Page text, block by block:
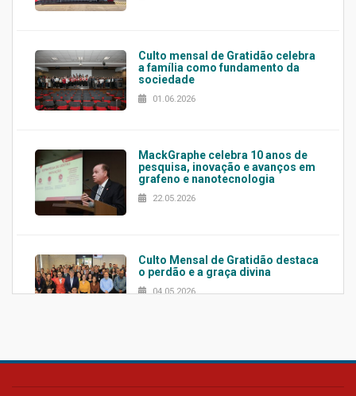
Culto mensal de Gratidão celebra
a família como fundamento da
sociedade
01.06.2026
MackGraphe celebra 10 anos de
pesquisa, inovação e avanços em
grafeno e nanotecnologia
22.05.2026
Culto Mensal de Gratidão destaca
o perdão e a graça divina
04.05.2026
Confira como foi o culto mensal